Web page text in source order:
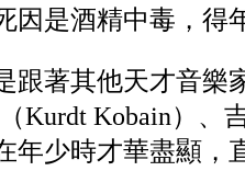
因是酒精中毒，得
跟著其他天才音樂
Kurdt Kobain）
年少時才華盡顯，